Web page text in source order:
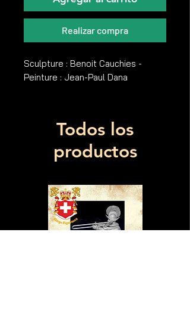
Realizar compra
Sculpture : Benoit Cauchies -
Peinture : Jean-Paul Dana
Todos los
productos